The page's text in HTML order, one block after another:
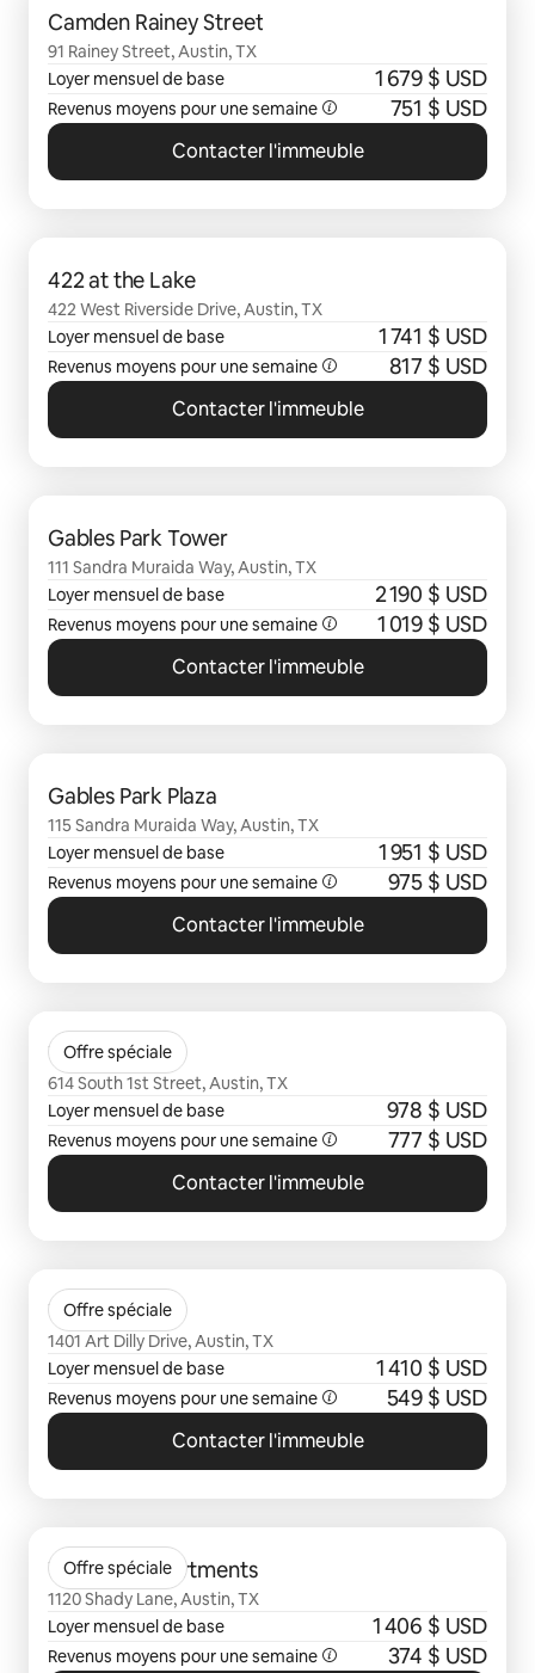
Camden Rainey Street
91 Rainey Street, Austin, TX
Loyer mensuel de base
1 679 $ USD
Revenus moyens pour une semaine 751 $ USD
Contacter l'immeuble
422 at the Lake
422 West Riverside Drive, Austin, TX
Loyer mensuel de base
1 741 $ USD
Revenus moyens pour une semaine 817 $ USD
Contacter l'immeuble
Gables Park Tower
111 Sandra Muraida Way, Austin, TX
Loyer mensuel de base
2 190 $ USD
Revenus moyens pour une semaine 1 019 $ USD
Contacter l'immeuble
Gables Park Plaza
115 Sandra Muraida Way, Austin, TX
Loyer mensuel de base
1 951 $ USD
Revenus moyens pour une semaine 975 $ USD
Contacter l'immeuble
Offre spéciale
Timbercreek
614 South 1st Street, Austin, TX
Loyer mensuel de base
978 $ USD
Revenus moyens pour une semaine 777 $ USD
Contacter l'immeuble
Offre spéciale
The Weaver
1401 Art Dilly Drive, Austin, TX
Loyer mensuel de base
1 410 $ USD
Revenus moyens pour une semaine 549 $ USD
Contacter l'immeuble
Offre spéciale
Trailhead Apartments
1120 Shady Lane, Austin, TX
Loyer mensuel de base
1 406 $ USD
Revenus moyens pour une semaine 374 $ USD